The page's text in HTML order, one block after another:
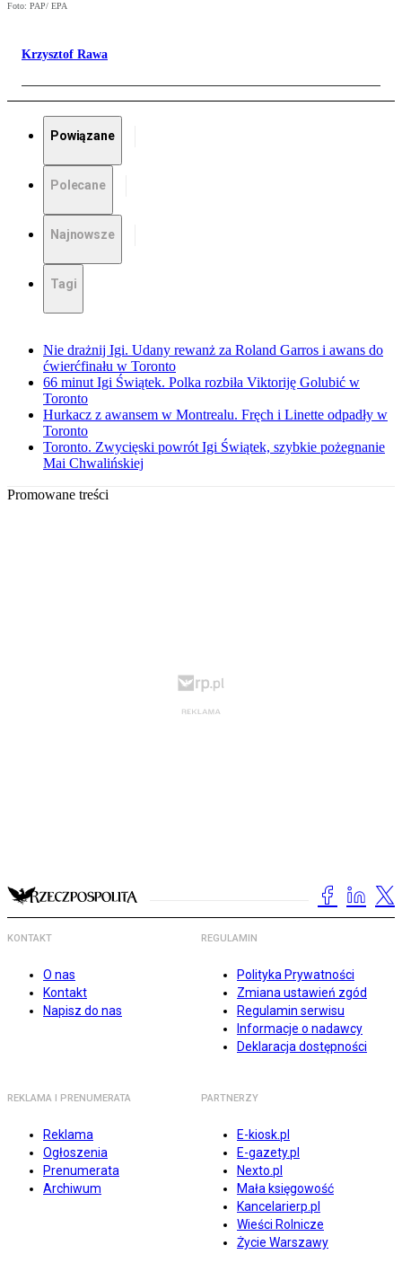
Foto: PAP/ EPA
Krzysztof Rawa
Powiązane
Polecane
Najnowsze
Tagi
Nie drażnij Igi. Udany rewanż za Roland Garros i awans do
ćwierćfinału w Toronto
66 minut Igi Świątek. Polka rozbiła Viktoriję Golubić w
Toronto
Hurkacz z awansem w Montrealu. Fręch i Linette odpadły w
Toronto
Toronto. Zwycięski powrót Igi Świątek, szybkie pożegnanie
Mai Chwalińskiej
Promowane treści
KONTAKT
O nas
Kontakt
Napisz do nas
REGULAMIN
Polityka Prywatności
Zmiana ustawień zgód
Regulamin serwisu
Informacje o nadawcy
Deklaracja dostępności
REKLAMA I PRENUMERATA
Reklama
Ogłoszenia
Prenumerata
Archiwum
PARTNERZY
E-kiosk.pl
E-gazety.pl
Nexto.pl
Mała księgowość
Kancelarierp.pl
Wieści Rolnicze
Życie Warszawy